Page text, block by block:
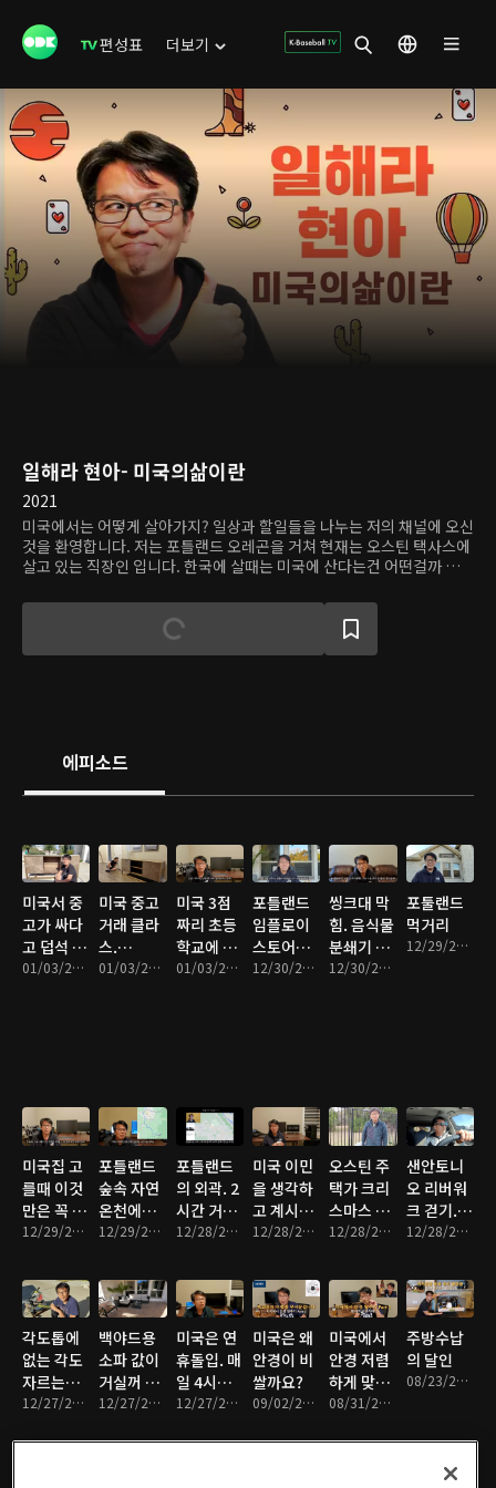
편성표 더보기
일해라 현아- 미국의삶이란
2021
미국에서는 어떻게 살아가지? 일상과 할일들을 나누는 저의 채널에 오신
것을 환영합니다. 저는 포틀랜드 오레곤을 거쳐 현재는 오스틴 택사스에
살고 있는 직장인 입니다. 한국에 살때는 미국에 산다는건 어떤걸까 막연
야기를 하나하나 나누어 보려고 합니다. 미국에서의 직장생활, 집안일,
할줄 알아야하는 일, 놀거리, 먹거리도 등등... 채널명이 일해라현아이지
요? 할일이 참~ 많아요... 오늘도 부지런히 살아봅시다.
에피소드
미국서 중
고가 싸다
고 덥석 사
면 벌어지
01/03/2022 • 11분
미국 중고
거래 클라
스.
$2,000짜
01/03/2022 • 14분
미국 3점
짜리 초등
학교에 갔
더니 생긴
01/03/2022 • 11분
포틀랜드
임플로이
스토어들.
나이키 반
12/30/2021 • 13분
씽크대 막
힘. 음식물
분쇄기 고
치기
12/30/2021 • 9분
포툴랜드
먹거리
12/29/2021 • 16분
미국집 고
를때 이것
만은 꼭 알
고 고르세
점수에 따
른 차등이
얼마나 중
요한가?
12/29/2021 • 11분
포틀랜드
숲속 자연
온천에서
생긴일. 오
연엔 없는
게 없다.
12/29/2021 • 10분
포틀랜드
의 외곽. 2
시간 거리
안에 상상
든 자연의
모습을 갖
춘곳. 2부.
12/28/2021 • 10분
미국 이민
을 생각하
고 계시다
면. 포틀랜
요? 1부.
12/28/2021 • 10분
오스틴 주
택가 크리
스마스 장
식 구경해
마스인사
드립니다.
더워도 크
리스마스
라네...
12/28/2021 • 7분
샌안토니
오 리버워
크 걷기.
이걸보고
만들었다
고???
12/28/2021 • 7분
각도톱에
없는 각도
자르는법.
산수는 머
~~ 45도
12/27/2021 • 9분
백야드용
소파 값이
거실꺼 보
다 비싸다
국살이에
12/27/2021 • 8분
미국은 연
휴돌입. 매
일 4시반
이면 저절
지는 이유.
12/27/2021 • 6분
미국은 왜
안경이 비
쌀까요?
09/02/2021 • 9분
미국에서
안경 저렴
하게 맞추
기 Part108/31/2021 • 11분
주방수납
의 달인
08/23/2021 • 13분